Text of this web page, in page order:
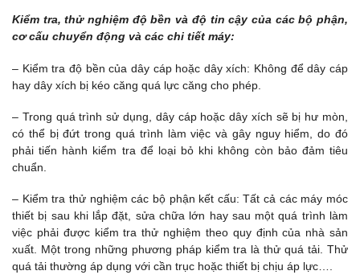
Kiểm tra, thử nghiệm độ bền và độ tin cậy của các bộ phận,
cơ cấu chuyển động và các chi tiết máy:
– Kiểm tra độ bền của dây cáp hoặc dây xích: Không để dây cáp
hay dây xích bị kéo căng quá lực căng cho phép.
– Trong quá trình sử dụng, dây cáp hoặc dây xích sẽ bị hư mòn,
có thể bị đứt trong quá trình làm việc và gây nguy hiểm, do đó
phải tiến hành kiểm tra để loại bỏ khi không còn bảo đảm tiêu
chuẩn.
– Kiểm tra thử nghiệm các bộ phận kết cấu: Tất cả các máy móc
thiết bị sau khi lắp đặt, sửa chữa lớn hay sau một quá trình làm
việc phải được kiểm tra thử nghiệm theo quy định của nhà sản
xuất. Một trong những phương pháp kiểm tra là thử quá tải. Thử
quá tải thường áp dụng với cần trục hoặc thiết bị chịu áp lực….